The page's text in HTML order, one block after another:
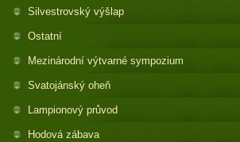
Silvestrovský výšlap
Ostatní
Mezinárodní výtvarné sympozium
Svatojánský oheň
Lampionový průvod
Hodová zábava